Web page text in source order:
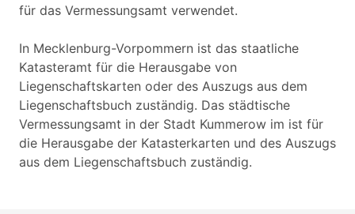
für das Vermessungsamt verwendet.
In Mecklenburg-Vorpommern ist das staatliche
Katasteramt für die Herausgabe von
Liegenschaftskarten oder des Auszugs aus dem
Liegenschaftsbuch zuständig. Das städtische
Vermessungsamt in der Stadt Kummerow im ist für
die Herausgabe der Katasterkarten und des Auszugs
aus dem Liegenschaftsbuch zuständig.